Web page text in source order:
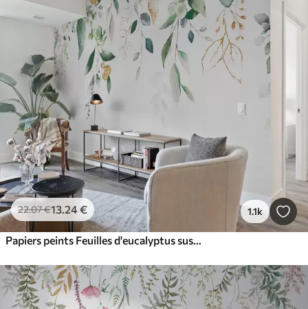
22.07€13.24€ 1.1k
Papiers peints Feuilles d'eucalyptus suspendues sur fond blanc